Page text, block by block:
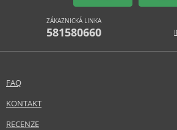
ZÁKAZNICKÁ LINKA
581580660
FAQ
KONTAKT
RECENZE